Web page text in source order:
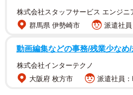
株式会社スタッフサービス エンジニ
群馬県 伊勢崎市
派遣社
動画編集などの事務/残業少なめ
株式会社インターテクノ
大阪府 枚方市
派遣社員